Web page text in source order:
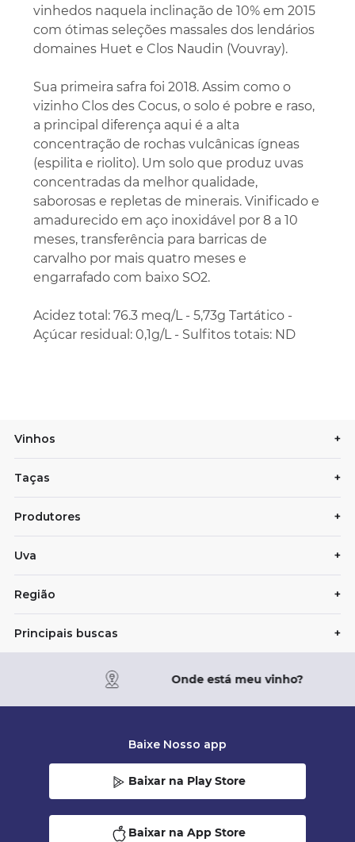
vinhedos naquela inclinação de 10% em 2015
com ótimas seleções massales dos lendários
domaines Huet e Clos Naudin (Vouvray).
Sua primeira safra foi 2018. Assim como o
vizinho Clos des Cocus, o solo é pobre e raso,
a principal diferença aqui é a alta
concentração de rochas vulcânicas ígneas
(espilita e riolito). Um solo que produz uvas
concentradas da melhor qualidade,
saborosas e repletas de minerais. Vinificado e
amadurecido em aço inoxidável por 8 a 10
meses, transferência para barricas de
carvalho por mais quatro meses e
engarrafado com baixo SO2.
Acidez total: 76.3 meq/L - 5,73g Tartático -
Açúcar residual: 0,1g/L - Sulfitos totais: ND
Vinhos +
Taças +
Produtores +
Uva +
Região +
Principais buscas +
Onde está meu vinho?
Baixe Nosso app
Baixar na Play Store
Baixar na App Store